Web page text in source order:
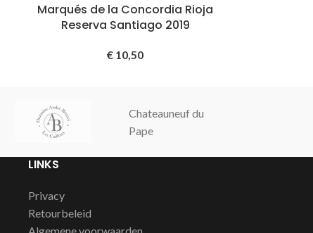
Marqués de la Concordia Rioja
Reserva Santiago 2019
€ 10,50
Chateauneuf du
Pape
LINKS
Privacy
Retourbeleid